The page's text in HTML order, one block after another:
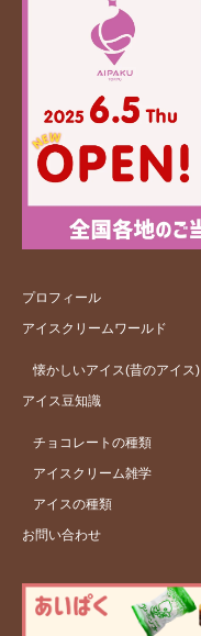
プロフィール
アイスクリームワールド
懐かしいアイス(昔のアイス)
アイス豆知識
チョコレートの種類
アイスクリーム雑学
アイスの種類
お問い合わせ